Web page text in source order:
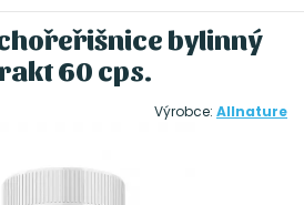
bylinný
60 cps.
Výrobce: Allnature